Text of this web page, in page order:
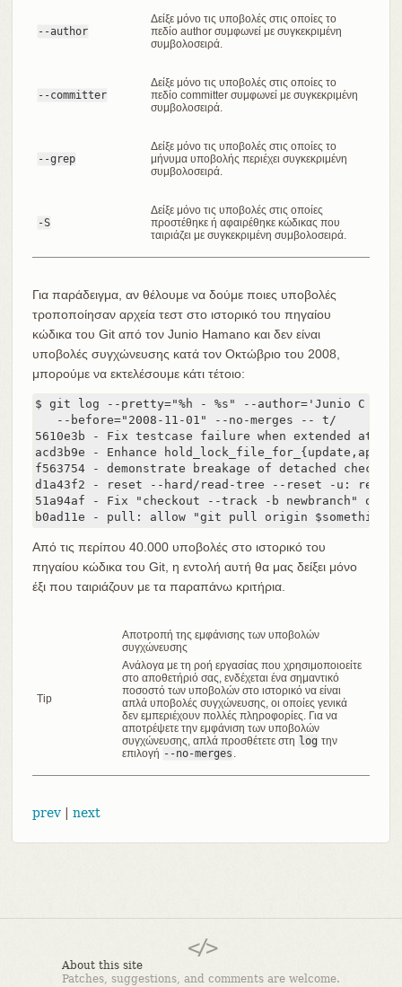
--author
Δείξε μόνο τις υποβολές στις οποίες το
πεδίο author συμφωνεί με συγκεκριμένη
συμβολοσειρά.
--committer
Δείξε μόνο τις υποβολές στις οποίες το
πεδίο committer συμφωνεί με συγκεκριμένη
συμβολοσειρά.
--grep
Δείξε μόνο τις υποβολές στις οποίες το
μήνυμα υποβολής περιέχει συγκεκριμένη
συμβολοσειρά.
-S
Δείξε μόνο τις υποβολές στις οποίες
προστέθηκε ή αφαιρέθηκε κώδικας που
ταιριάζει με συγκεκριμένη συμβολοσειρά.
Για παράδειγμα, αν θέλουμε να δούμε ποιες υποβολές
τροποποίησαν αρχεία τεστ στο ιστορικό του πηγαίου
κώδικα του Git από τον Junio Hamano και δεν είναι
υποβολές συγχώνευσης κατά τον Οκτώβριο του 2008,
μπορούμε να εκτελέσουμε κάτι τέτοιο:
$ git log --pretty="%h - %s" --author='Junio C
   --before="2008-11-01" --no-merges -- t/
5610e3b - Fix testcase failure when extended
acd3b9e - Enhance
f563754 - demonstrate breakage of detached
d1a43f2 - reset --hard/read-tree --reset -u: remove
51a94af - Fix "checkout --track -b newbranch" on
b0ad11e - pull: allow "git pull origin
Από τις περίπου 40.000 υποβολές στο ιστορικό του
πηγαίου κώδικα του Git, η εντολή αυτή θα μας δείξει μόνο
έξι που ταιριάζουν με τα παραπάνω κριτήρια.
Tip
Αποτροπή της εμφάνισης των υποβολών
συγχώνευσης
Ανάλογα με τη ροή εργασίας που χρησιμοποιοείτε
στο αποθετήριό σας, ενδέχεται ένα σημαντικό
ποσοστό των υποβολών στο ιστορικό να είναι
απλά υποβολές συγχώνευσης, οι οποίες γενικά
δεν εμπεριέχουν πολλές πληροφορίες. Για να
αποτρέψετε την εμφάνιση των υποβολών
συγχώνευσης, απλά προσθέτετε στη log την
επιλογή --no-merges
prev| next
About this site
Patches, suggestions, and comments are welcome.